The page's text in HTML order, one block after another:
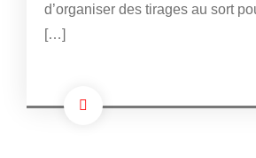
d’organiser des tirages au sort
[…]